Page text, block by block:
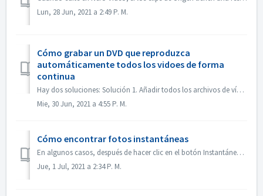
Lun, 28 Jun, 2021 a 2:49 P. M.
Cómo grabar un DVD que reproduzca
automáticamente todos los vidoes de forma
continua
Hay dos soluciones: Solución 1. Añadir todos los archivos de vídeo en un título. En la pantalla de edición, importa todos los archivos de vídeo que quieras...
Mie, 30 Jun, 2021 a 4:55 P. M.
Cómo encontrar fotos instantáneas
En algunos casos, después de hacer clic en el botón Instantánea, la imagen de la instantánea no se muestra en Mis Medios. Puede encontrar la imagen de la si...
Jue, 1 Jul, 2021 a 2:34 P. M.